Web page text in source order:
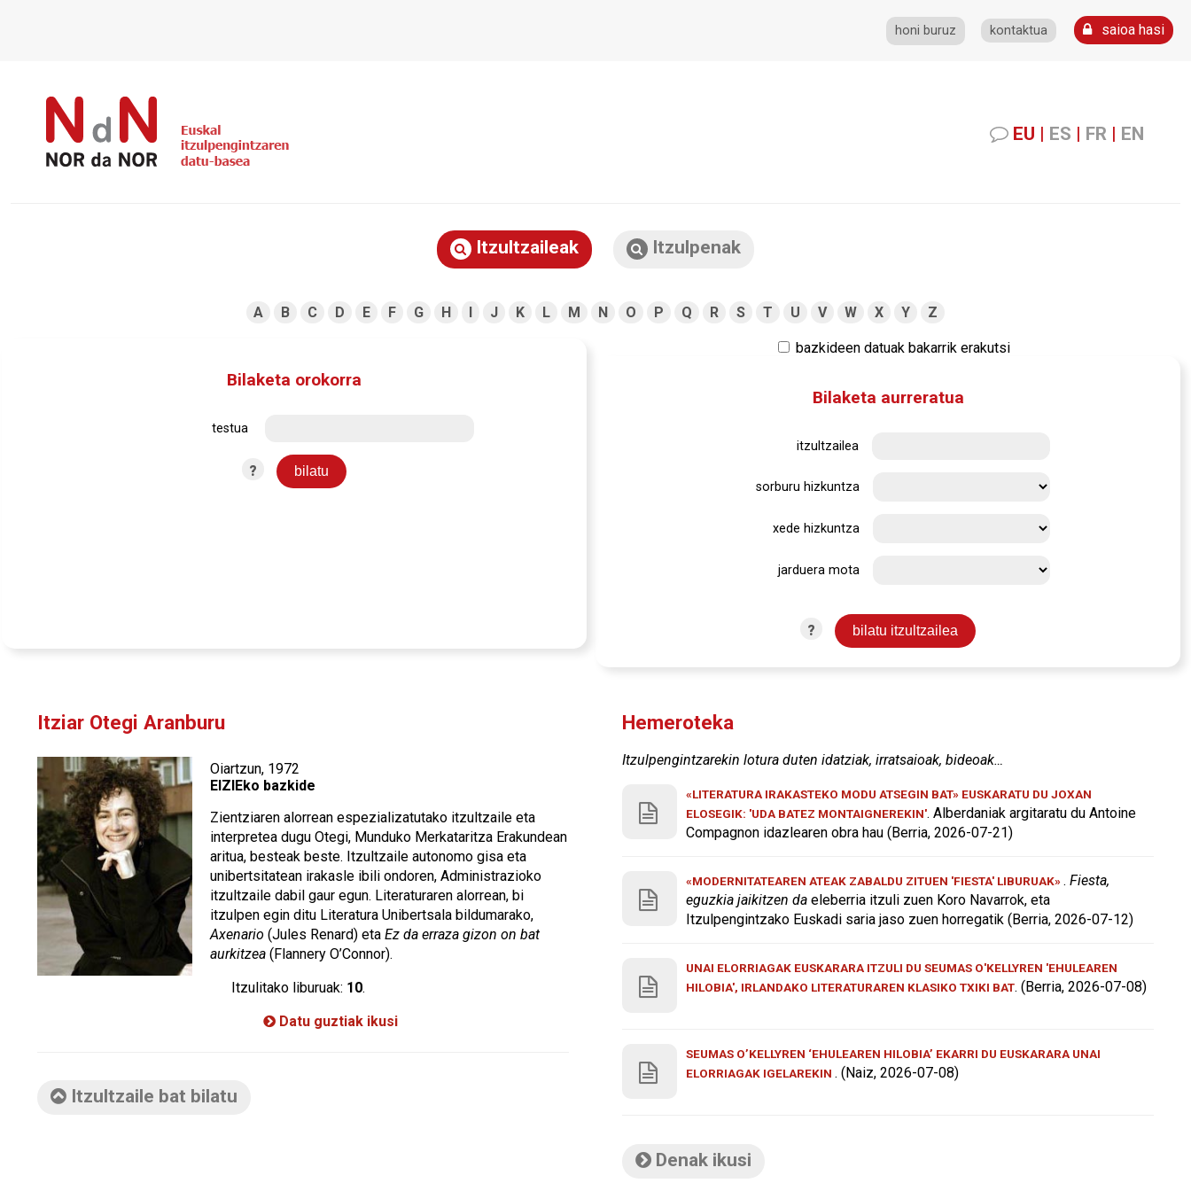
honi buruz kontaktua saioa hasi
EU | ES | FR | EN
Itzultzaileak Itzulpenak
A B C D E F G H I J K L M N O P Q R S T U V W X Y Z
bazkideen datuak bakarrik erakutsi
Bilaketa orokorra
testua
?
Bilaketa aurreratua
itzultzailea
sorburu hizkuntza
xede hizkuntza
jarduera mota
?
Itziar Otegi Aranburu
Oiartzun, 1972
EIZIEko bazkide
Zientziaren alorrean espezializatutako itzultzaile eta
interpretea dugu Otegi, Munduko Merkataritza Erakundean
aritua, besteak beste. Itzultzaile autonomo gisa eta
unibertsitatean irakasle ibili ondoren, Administrazioko
itzultzaile dabil gaur egun. Literaturaren alorrean, bi
itzulpen egin ditu Literatura Unibertsala bildumarako,
Axenario (Jules Renard) eta Ez da erraza gizon on bat
aurkitzea (Flannery O’Connor).
Itzulitako liburuak: 10.
Datu guztiak ikusi
Itzultzaile bat bilatu
Hemeroteka
Itzulpengintzarekin lotura duten idatziak, irratsaioak, bideoak…
«LITERATURA IRAKASTEKO MODU ATSEGIN BAT» EUSKARATU DU JOXAN
ELOSEGIK: 'UDA BATEZ MONTAIGNEREKIN'. Alberdaniak argitaratu du Antoine
Compagnon idazlearen obra hau (Berria, 2026-07-21)
«MODERNITATEAREN ATEAK ZABALDU ZITUEN 'FIESTA' LIBURUAK» . Fiesta,
eguzkia jaikitzen da eleberria itzuli zuen Koro Navarrok, eta
Itzulpengintzako Euskadi saria jaso zuen horregatik (Berria, 2026-07-12)
UNAI ELORRIAGAK EUSKARARA ITZULI DU SEUMAS O'KELLYREN 'EHULEAREN
HILOBIA', IRLANDAKO LITERATURAREN KLASIKO TXIKI BAT. (Berria, 2026-07-08)
SEUMAS O’KELLYREN ‘EHULEAREN HILOBIA’ EKARRI DU EUSKARARA UNAI
ELORRIAGAK IGELAREKIN . (Naiz, 2026-07-08)
Denak ikusi